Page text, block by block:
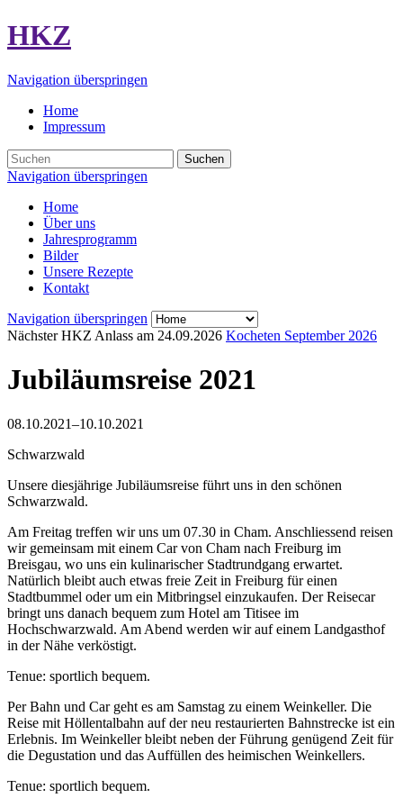
HKZ
Navigation überspringen
Home
Impressum
Suchen
Navigation überspringen
Home
Über uns
Jahresprogramm
Bilder
Unsere Rezepte
Kontakt
Navigation überspringen
Nächster HKZ Anlass am 24.09.2026 Kocheten September 2026
Jubiläumsreise 2021
08.10.2021–10.10.2021
Schwarzwald
Unsere diesjährige Jubiläumsreise führt uns in den schönen
Schwarzwald.
Am Freitag treffen wir uns um 07.30 in Cham. Anschliessend reisen
wir gemeinsam mit einem Car von Cham nach Freiburg im
Breisgau, wo uns ein kulinarischer Stadtrundgang erwartet.
Natürlich bleibt auch etwas freie Zeit in Freiburg für einen
Stadtbummel oder um ein Mitbringsel einzukaufen. Der Reisecar
bringt uns danach bequem zum Hotel am Titisee im
Hochschwarzwald. Am Abend werden wir auf einem Landgasthof
in der Nähe verköstigt.
Tenue: sportlich bequem.
Per Bahn und Car geht es am Samstag zu einem Weinkeller. Die
Reise mit Höllentalbahn auf der neu restaurierten Bahnstrecke ist ein
Erlebnis. Im Weinkeller bleibt neben der Führung genügend Zeit für
die Degustation und das Auffüllen des heimischen Weinkellers.
Tenue: sportlich bequem.